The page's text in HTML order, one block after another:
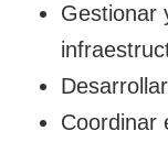
Gestionar
Coordinar